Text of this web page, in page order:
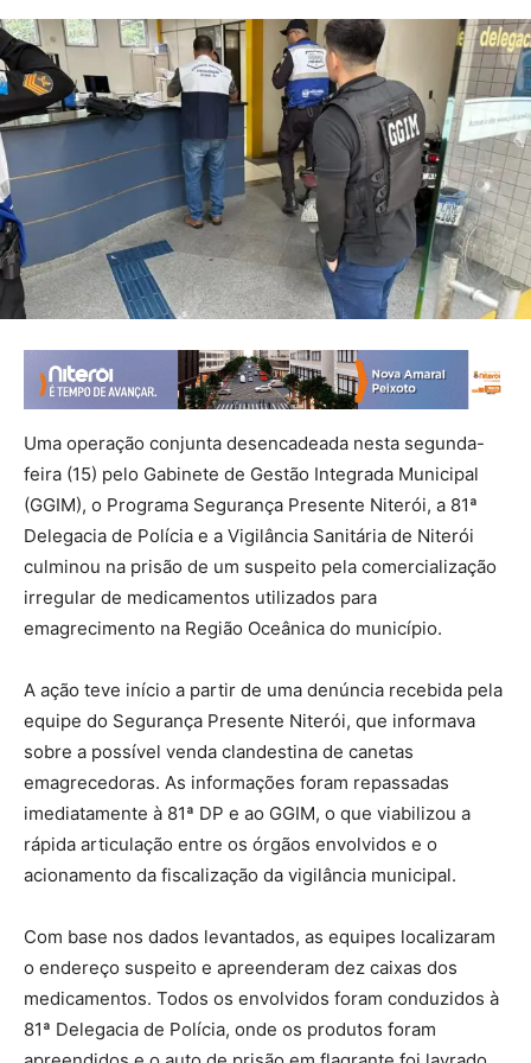
Uma operação conjunta desencadeada nesta segunda-
feira (15) pelo Gabinete de Gestão Integrada Municipal
(GGIM), o Programa Segurança Presente Niterói, a 81ª
Delegacia de Polícia e a Vigilância Sanitária de Niterói
culminou na prisão de um suspeito pela comercialização
irregular de medicamentos utilizados para
emagrecimento na Região Oceânica do município.
A ação teve início a partir de uma denúncia recebida pela
equipe do Segurança Presente Niterói, que informava
sobre a possível venda clandestina de canetas
emagrecedoras. As informações foram repassadas
imediatamente à 81ª DP e ao GGIM, o que viabilizou a
rápida articulação entre os órgãos envolvidos e o
acionamento da fiscalização da vigilância municipal.
Com base nos dados levantados, as equipes localizaram
o endereço suspeito e apreenderam dez caixas dos
medicamentos. Todos os envolvidos foram conduzidos à
81ª Delegacia de Polícia, onde os produtos foram